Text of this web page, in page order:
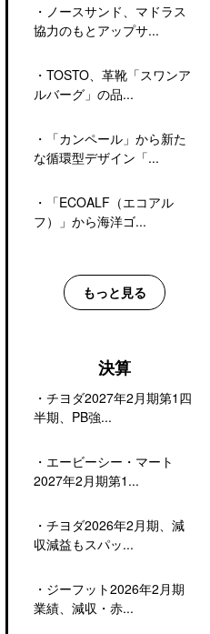
・ ノースサンド、マドラス
協力のもとアップサ...
・ TOSTO、革靴「スワンア
ルバーグ」の品...
・
「カンペール」から新た
な循環型デザイン「...
・
「ECOALF（エコアル
フ）」から海洋ゴ...
もっと見る
決算
・ チヨダ2027年2月期第1四
半期、PB強...
・ エービーシー・マート
2027年2月期第1...
・ チヨダ2026年2月期、減
収減益もスパッ...
・ ジーフット2026年2月期
業績、減収・赤...